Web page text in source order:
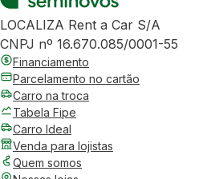
LOCALIZA Rent a Car S/A
CNPJ nº 16.670.085/0001-55
Financiamento
Parcelamento no cartão
Carro na troca
Tabela Fipe
Carro Ideal
Venda para lojistas
Quem somos